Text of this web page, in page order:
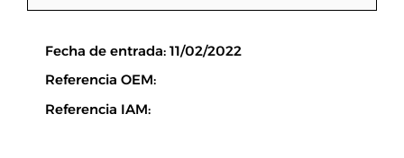
Fecha de entrada: 11/02/2022
Referencia OEM:
Referencia IAM: